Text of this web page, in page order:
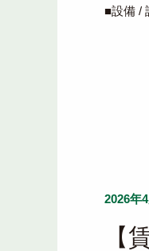
■設備 /
3口コ
追い
2026年
【